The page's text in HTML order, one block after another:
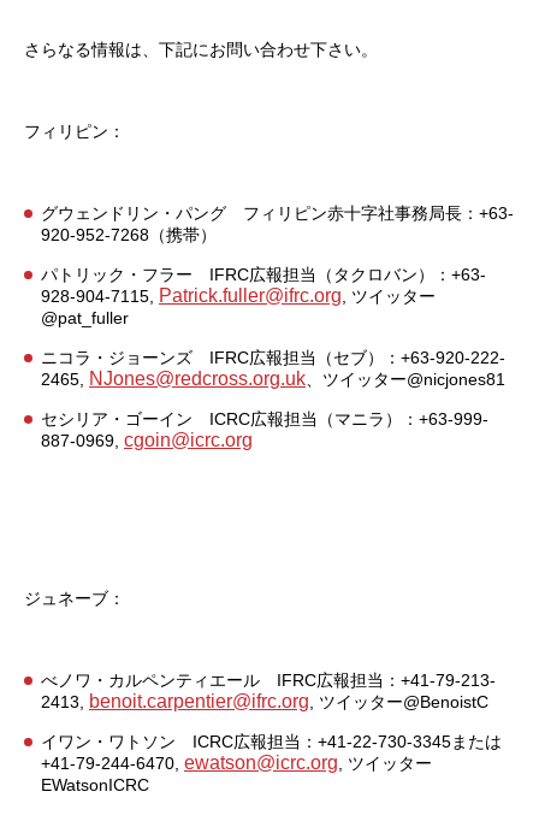
さらなる情報は、下記にお問い合わせ下さい。
フィリピン：
グウェンドリン・パング フィリピン赤十字社事務局長：+63-
920-952-7268（携帯）
パトリック・フラー IFRC広報担当（タクロバン）：+63-
928-904-7115,
Patrick.fuller@ifrc.org , ツイッター
@pat_fuller
ニコラ・ジョーンズ IFRC広報担当（セブ）：+63-920-222-
2465,
NJones@redcross.org.uk 、ツイッター@nicjones81
セシリア・ゴーイン ICRC広報担当（マニラ）：+63-999-
887-0969, cgoin@icrc.org
ジュネーブ：
べノワ・カルペンティエール IFRC広報担当：+41-79-213-
2413,
benoit.carpentier@ifrc.org , ツイッター@BenoistC
イワン・ワトソン ICRC広報担当：+41-22-730-3345または
+41-79-244-6470, ewatson@icrc.org , ツイッター
EWatsonICRC